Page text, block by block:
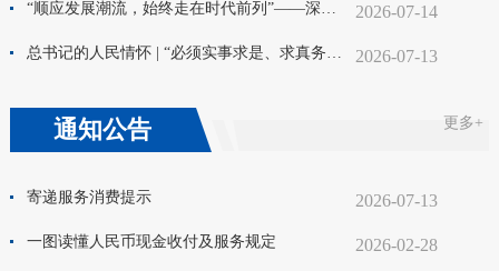
“顺应发展潮流，始终走在时代前列”——深入学习贯彻习近平总书记在庆祝中国共产党成立105周年大会上重要讲话系列述评之九 2026-07-14
总书记的人民情怀 | “必须实事求是、求真务实、真抓实干” 2026-07-13
通知公告 更多+
寄递服务消费提示 2026-07-13
一图读懂人民币现金收付及服务规定 2026-02-28